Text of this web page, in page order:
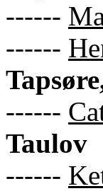
------
------
------
Taulov
------